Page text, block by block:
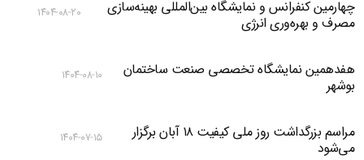
چهارمین کنفرانس و نمایشگاه بین‌المللی بهینه‌سازی
مصرف و بهره‌وری انرژی
۱۴۰۴-۰۸-۲۰
هفدهمین نمایشگاه تخصصی صنعت ساختمان
بوشهر
۱۴۰۴-۰۸-۱۰
مراسم بزرگداشت روز ملی کیفیت ۱۸ آبان برگزار
می‌شود
۱۴۰۴-۰۷-۱۵